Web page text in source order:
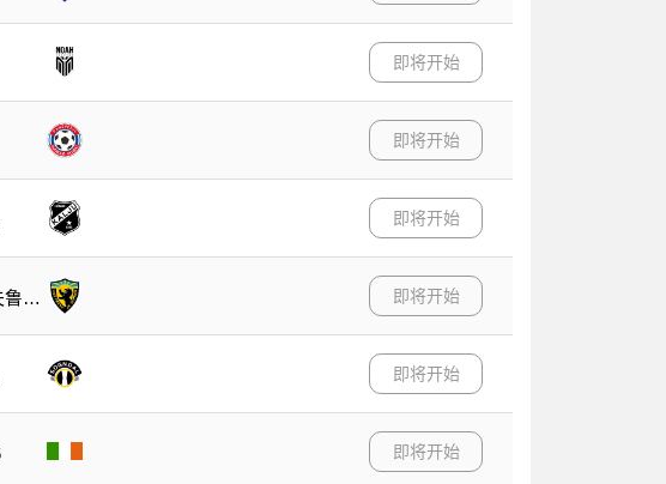
即将开始
即将开始
即将开始
鲁B
即将开始
即将开始
即将开始